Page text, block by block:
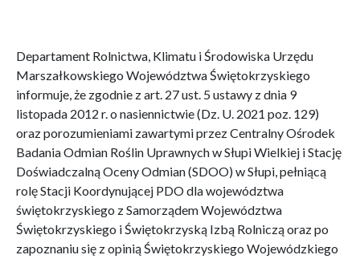
Departament Rolnictwa, Klimatu i Środowiska Urzędu
Marszałkowskiego Województwa Świętokrzyskiego
informuje, że zgodnie z art. 27 ust. 5 ustawy z dnia 9
listopada 2012 r. o nasiennictwie (Dz. U. 2021 poz. 129)
oraz porozumieniami zawartymi przez Centralny Ośrodek
Badania Odmian Roślin Uprawnych w Słupi Wielkiej i Stację
Doświadczalną Oceny Odmian (SDOO) w Słupi, pełniącą
rolę Stacji Koordynującej PDO dla województwa
świętokrzyskiego z Samorządem Województwa
Świętokrzyskiego i Świętokrzyską Izbą Rolniczą oraz po
zapoznaniu się z opinią Świętokrzyskiego Wojewódzkiego